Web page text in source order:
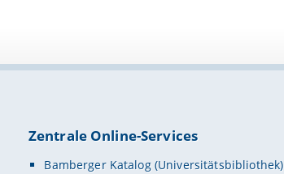
Zentrale Online-Services
Bamberger Katalog (Universitätsbibliothek)